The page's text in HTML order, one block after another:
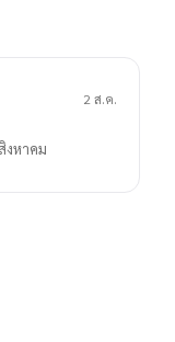
งหาคม
2 ส.ค.